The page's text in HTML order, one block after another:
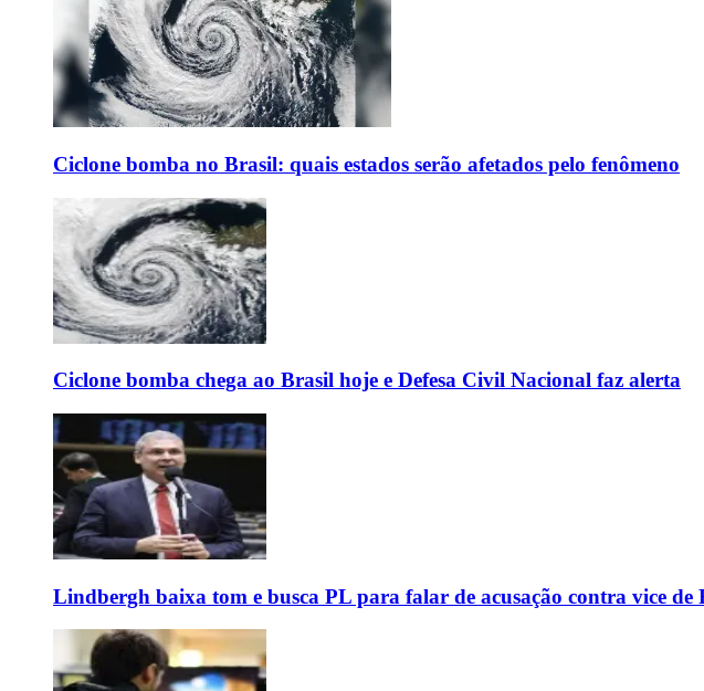
Ciclone bomba no Brasil: quais estados serão afetados pelo fenômeno
Ciclone bomba chega ao Brasil hoje e Defesa Civil Nacional faz alerta
Lindbergh baixa tom e busca PL para falar de acusação contra vice de